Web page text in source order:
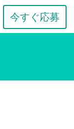
今すぐ応募